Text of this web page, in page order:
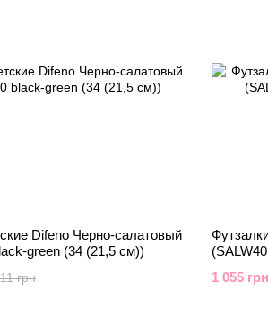
Difeno Черно-салатовый
green (34 (21,5 см))
грн 1 055 грн